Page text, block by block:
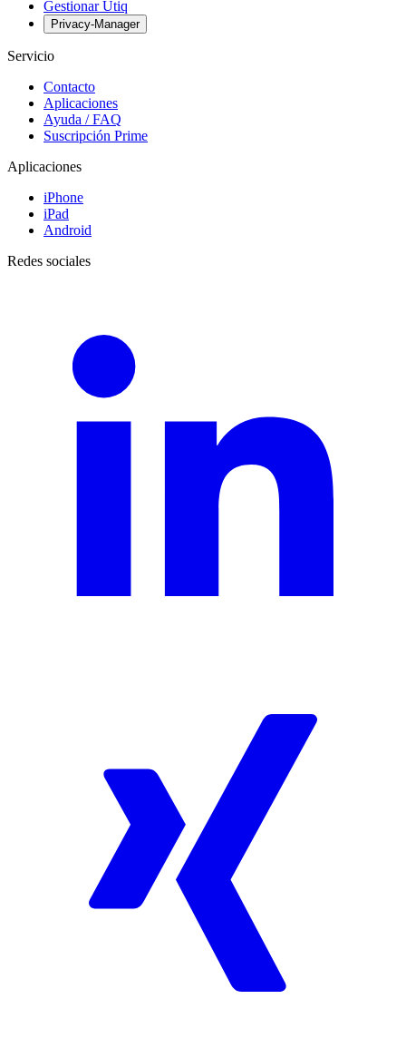
Gestionar Utiq
Privacy-Manager
Servicio
Contacto
Aplicaciones
Ayuda / FAQ
Suscripción Prime
Aplicaciones
iPhone
iPad
Android
Redes sociales